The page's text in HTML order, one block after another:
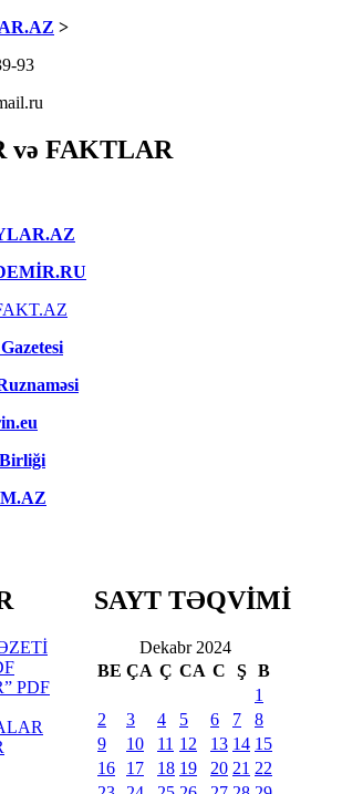
>
93
FAKTLAR
Gazetesi
PDF
SAYT TƏQVİMİ
Dekabr 2024
BE ÇA Ç CA C Ş
B
1
2
3 4 5 6 7
8
9
10 11 12 13 14 15
16
17 18 19 20 21 22